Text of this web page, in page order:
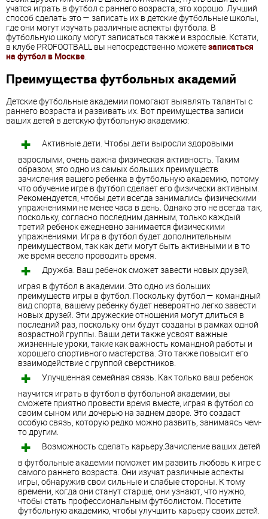
учатся играть в футбол с раннего возраста, это хорошо. Лучший
способ сделать это — записать их в детские футбольные школы,
где они могут изучать различные аспекты футбола. В
футбольную школу могут записаться также и взрослые. Кстати,
в клубе PROFOOTBALL вы непосредственно можетезаписаться
на футбол в Москве.
Преимущества футбольных академий
Детские футбольные академии помогают выявлять таланты с
раннего возраста и развивать их. Вот преимущества записи
ваших детей в детскую футбольную академию:
Активные дети. Чтобы дети выросли здоровыми
взрослыми, очень важна физическая активность. Таким
образом, это одно из самых больших преимуществ
зачисления вашего ребенка в футбольную академию, потому
что обучение игре в футбол сделает его физически активным.
Рекомендуется, чтобы дети всегда занимались физическими
упражнениями не менее часа в день. Однако это не всегда так,
поскольку, согласно последним данным, только каждый
третий ребенок ежедневно занимается физическими
упражнениями. Игра в футбол будет дополнительным
преимуществом, так как дети могут быть активными и в то
же время весело проводить время.
Дружба. Ваш ребенок сможет завести новых друзей,
играя в футбол в академии. Это одно из больших
преимуществ игры в футбол. Поскольку футбол — командный
вид спорта, вашему ребенку будет невероятно легко завести
новых друзей. Эти дружеские отношения могут длиться в
последний раз, поскольку они будут созданы в рамках одной
возрастной группы. Ваши дети также усвоят важные
жизненные уроки, такие как важность командной работы и
хорошего спортивного мастерства. Это также повысит его
взаимодействие с группой сверстников.
Улучшенная семейная связь. Как только ваш ребенок
научится играть в футбол в футбольной академии, вы
сможете приятно провести время вместе, играя в футбол со
своим сыном или дочерью на заднем дворе. Это создаст
особую связь, которую редко можно развить, занимаясь чем-
то другим.
Возможность сделать карьеру.Зачисление ваших детей
в футбольные академии поможет им развить любовь к игре с
самого раннего возраста. Они изучат различные аспекты
игры, обнаружив свои сильные и слабые стороны. К тому
времени, когда они станут старше, они узнают, что нужно,
чтобы стать профессиональным футболистом. Посетите
футбольную академию, чтобы улучшить карьеру своих детей.